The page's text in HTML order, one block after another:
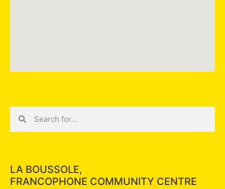
LA BOUSSOLE,
FRANCOPHONE COMMUNITY CENTRE